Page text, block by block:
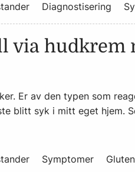
Diagnostisering
via hudkrem
Er av den typen som
blitt syk i mitt eget hjem.
Symptomer